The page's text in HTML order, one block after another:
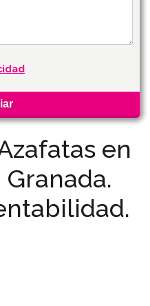
en